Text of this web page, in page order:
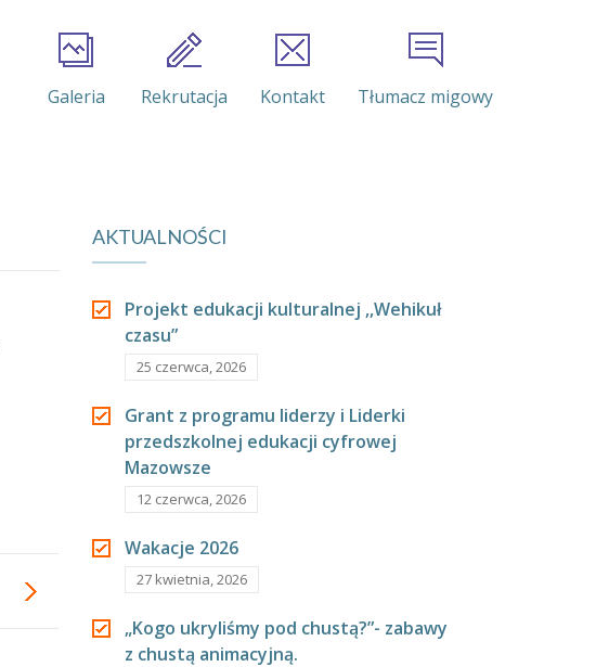
Galeria Rekrutacja Kontakt Tłumacz migowy
AKTUALNOŚCI
Projekt edukacji kulturalnej ,,Wehikuł
czasu”
25 czerwca, 2026
Grant z programu liderzy i Liderki
przedszkolnej edukacji cyfrowej
Mazowsze
12 czerwca, 2026
Wakacje 2026
27 kwietnia, 2026
„Kogo ukryliśmy pod chustą?”- zabawy
z chustą animacyjną.